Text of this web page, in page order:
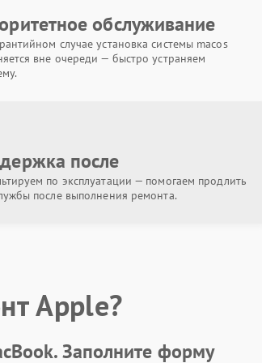
обслуживание
случае установка системы macos
вне очереди — быстро устраняем
после
по эксплуатации — помогаем продлить
после выполнения ремонта.
Apple?
Заполните форму